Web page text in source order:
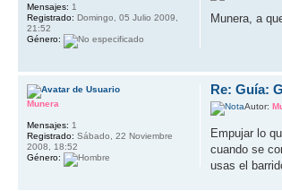
Munera, a
Mensajes: 1
Registrado: Domingo, 05 Julio 2009,
21:52
Género:
Re: Guía:
Autor:
Empujar lo
cuando se
usas el
Munera
Mensajes: 1
Registrado: Sábado, 22 Noviembre
2008, 18:52
Género: